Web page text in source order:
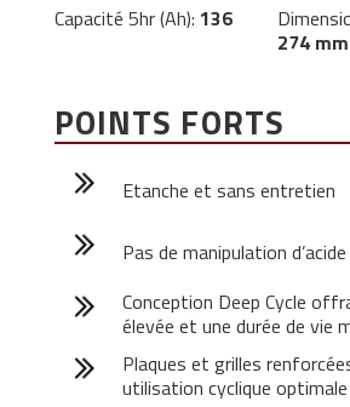
Capacité 5hr (Ah): 136
274 mm
POINTS FORTS
Etanche et sans entretien
Pas de manipulation d’acide
Conception Deep Cycle
élevée et une durée de vie
Plaques et grilles
utilisation cyclique optimale